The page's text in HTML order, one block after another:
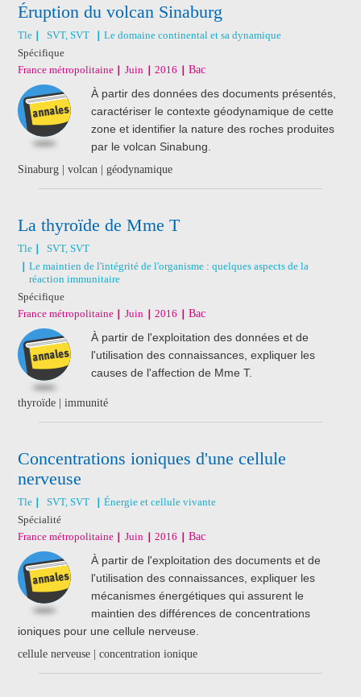
Éruption du volcan Sinaburg
Tle SVT, SVT
Le domaine continental et sa dynamique
Spécifique
France métropolitaine
Juin 2016 Bac
À partir des données des documents présentés,
caractériser le contexte géodynamique de cette
zone et identifier la nature des roches produites
par le volcan Sinabung.
Sinaburg | volcan | géodynamique
La thyroïde de Mme T
Tle
SVT, SVT
Le maintien de l'intégrité de l'organisme : quelques aspects de la
réaction immunitaire
Spécifique
France métropolitaine
Juin 2016 Bac
À partir de l'exploitation des données et de
l'utilisation des connaissances, expliquer les
causes de l'affection de Mme T.
thyroïde | immunité
Concentrations ioniques d'une cellule
nerveuse
Tle SVT, SVT
Énergie et cellule vivante
Spécialité
France métropolitaine
Juin 2016 Bac
À partir de l'exploitation des documents et de
l'utilisation des connaissances, expliquer les
mécanismes énergétiques qui assurent le
maintien des différences de concentrations
ioniques pour une cellule nerveuse.
cellule nerveuse | concentration ionique